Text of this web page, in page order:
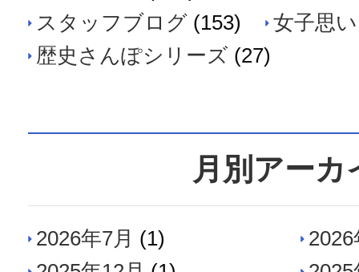
スタッフブログ (153)
女子思
歴史さんぽシリーズ (27)
月別アーカ
2026年7月 (1)